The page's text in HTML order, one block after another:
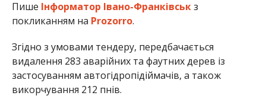
Пише Інформатор Івано-Франківськз
покликанням на Prozorro.
Згідно з умовами тендеру, передбачається
видалення 283 аварійних та фаутних дерев із
застосуванням автогідропідіймачів, а також
викорчування 212 пнів.